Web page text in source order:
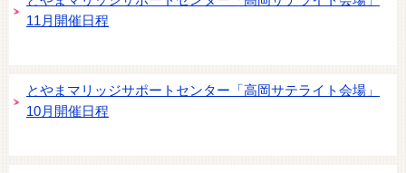
11月開催日程
とやまマリッジサポートセンター「高岡サテライト会場」
10月開催日程